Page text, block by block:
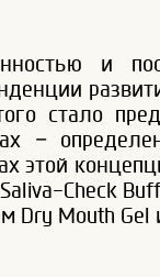
и
стало
–
этой
Check
Mouth Gel